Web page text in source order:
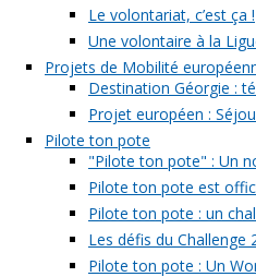
Le volontariat, c’est ça !
Une volontaire à la
Projets de Mobilité
Destination Géorgie :
Projet européen :
Pilote ton pote
"Pilote ton pote" : Un
Pilote ton pote est
Pilote ton pote : un
Les défis du Challenge
Pilote ton pote : Un